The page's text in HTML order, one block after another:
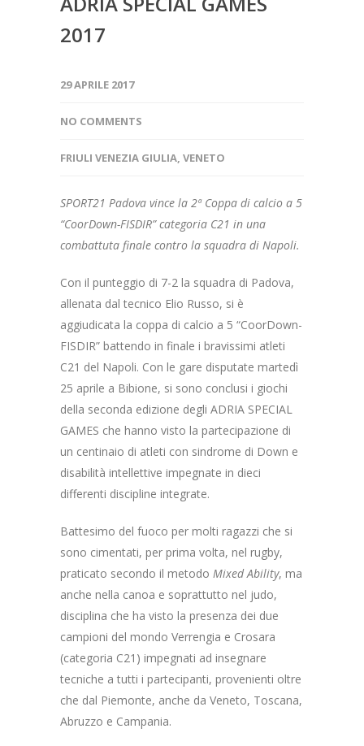
2017
29 APRILE 2017
NO COMMENTS
FRIULI VENEZIA GIULIA, VENETO
SPORT21 Padova vince la 2ª Coppa di calcio a 5
“CoorDown-FISDIR” categoria C21 in una
combattuta finale contro la squadra di Napoli.
Con il punteggio di 7-2 la squadra di Padova,
allenata dal tecnico Elio Russo, si è
aggiudicata la coppa di calcio a 5 “CoorDown-
FISDIR” battendo in finale i bravissimi atleti
C21 del Napoli. Con le gare disputate martedì
25 aprile a Bibione, si sono conclusi i giochi
della seconda edizione degli ADRIA SPECIAL
GAMES che hanno visto la partecipazione di
un centinaio di atleti con sindrome di Down e
disabilità intellettive impegnate in dieci
differenti discipline integrate.
Battesimo del fuoco per molti ragazzi che si
sono cimentati, per prima volta, nel rugby,
praticato secondo il metodo Mixed Ability, ma
anche nella canoa e soprattutto nel judo,
disciplina che ha visto la presenza dei due
campioni del mondo Verrengia e Crosara
(categoria C21) impegnati ad insegnare
tecniche a tutti i partecipanti, provenienti oltre
che dal Piemonte, anche da Veneto, Toscana,
Abruzzo e Campania.